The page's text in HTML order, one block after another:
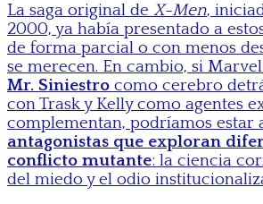
La saga original de X-Men,
2000, ya había presentado a
de forma parcial o con menos
se merecen. En cambio, si
Mr. Siniestro como cerebro
con Trask y Kelly como agentes
complementan, podríamos estar
antagonistas que exploran
conflicto mutante: la ciencia
del miedo y el odio